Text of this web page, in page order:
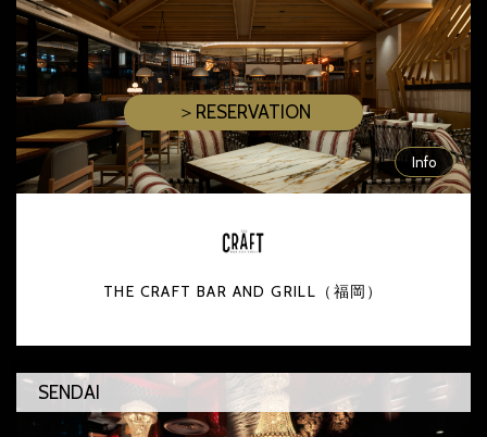
＞RESERVATION
Info
THE CRAFT BAR AND GRILL（福岡）
SENDAI